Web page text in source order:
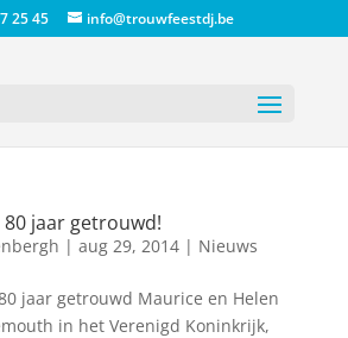
25 45 info@trouwfeestdj.be
80 jaar getrouwd!
| aug 29, 2014| Nieuws
jaar getrouwd Maurice en Helen
in het Verenigd Koninkrijk,